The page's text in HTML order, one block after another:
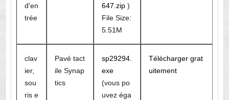
d'en
trée
647.zip)
File Size:
5.51M
clav
ier,
sou
ris e
Pavé tact
ile Synap
tics
sp29294.
exe
(vous po
uvez éga
Télécharger grat
uitement